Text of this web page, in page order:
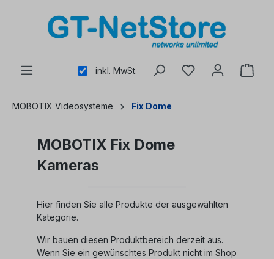
inkl. MwSt.
MOBOTIX Videosysteme Fix Dome
MOBOTIX Fix Dome
Kameras
Hier finden Sie alle Produkte der ausgewählten
Kategorie.
Wir bauen diesen Produktbereich derzeit aus.
Wenn Sie ein gewünschtes Produkt nicht im Shop